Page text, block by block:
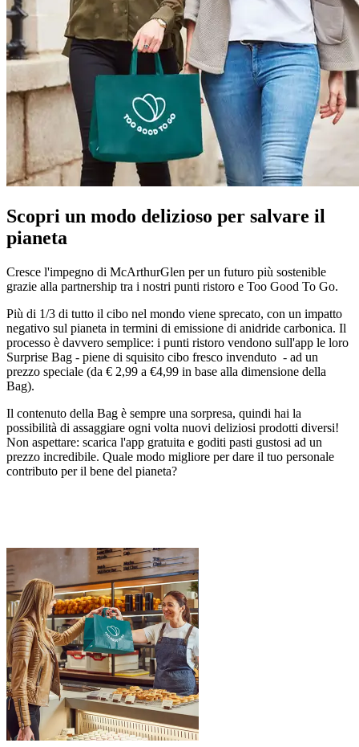
Scopri un modo delizioso per salvare il
pianeta
Cresce l'impegno di McArthurGlen per un futuro più sostenible
grazie alla partnership tra i nostri punti ristoro e Too Good To Go.
Più di 1/3 di tutto il cibo nel mondo viene sprecato, con un impatto
negativo sul pianeta in termini di emissione di anidride carbonica. Il
processo è davvero semplice: i punti ristoro vendono sull'app le loro
Surprise Bag - piene di squisito cibo fresco invenduto - ad un
prezzo speciale (da € 2,99 a €4,99 in base alla dimensione della
Bag).
Il contenuto della Bag è sempre una sorpresa, quindi hai la
possibilità di assaggiare ogni volta nuovi deliziosi prodotti diversi!
Non aspettare: scarica l'app gratuita e goditi pasti gustosi ad un
prezzo incredibile. Quale modo migliore per dare il tuo personale
contributo per il bene del pianeta?